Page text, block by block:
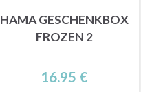
HAMA GESCHENKBOX
FROZEN 2
16.95 €